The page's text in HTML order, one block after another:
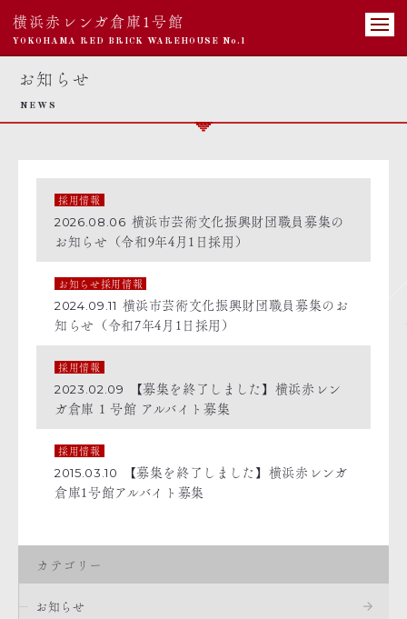
横浜赤レンガ倉庫1号館
YOKOHAMA RED BRICK WAREHOUSE No.1
お知らせ
NEWS
採用情報
2026.08.06 横浜市芸術文化振興財団職員募集の
お知らせ（令和9年4月1日採用）
お知らせ採用情報
2024.09.11 横浜市芸術文化振興財団職員募集のお
知らせ（令和7年4月1日採用）
採用情報
2023.02.09
【募集を終了しました】横浜赤レン
ガ倉庫 1 号館 アルバイト募集
採用情報
2015.03.10
【募集を終了しました】横浜赤レンガ
倉庫1号館アルバイト募集
カテゴリー
お知らせ